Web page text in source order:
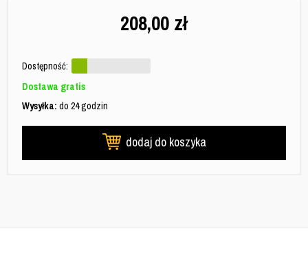
208,00 zł
Dostępność:
Dostawa gratis
Wysyłka: do 24 godzin
dodaj do koszyka